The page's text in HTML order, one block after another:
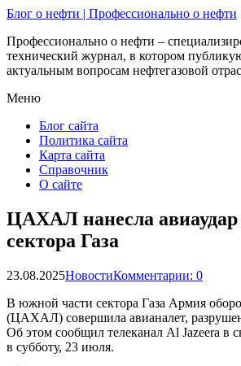
Блог о нефти | Профессионально о нефти
Профессионально о нефти –
технический журнал, в котором
актуальным вопросам нефтегазовой
Меню
Блог сайта
Политика сайта
Карта сайта
Справочник
О сайте
ЦАХАЛ нанесла
сектора Газа
23.08.2025НовостиКомментарии: 0
В южной части сектора Газа Армия
(ЦАХАЛ) совершила авианалет,
Об этом сообщил телеканал Al Jazeera в
в субботу, 23 июля.